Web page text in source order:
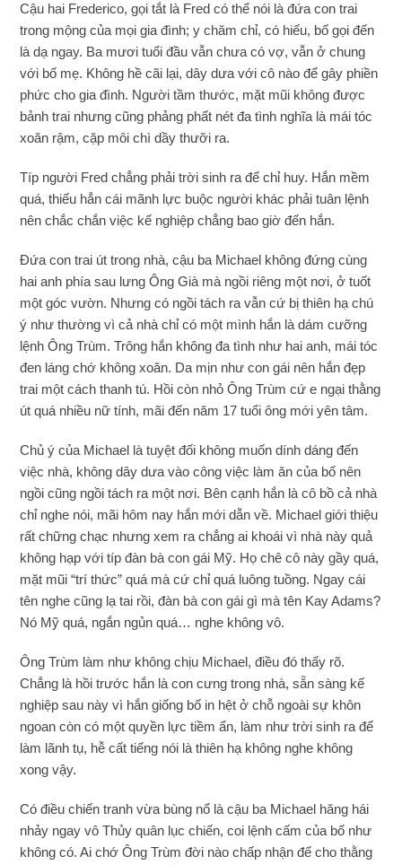
Cậu hai Frederico, gọi tắt là Fred có thể nói là đứa con trai
trong mộng của mọi gia đình; y chăm chỉ, có hiếu, bố gọi đến
là dạ ngay. Ba mươi tuổi đầu vẫn chưa có vợ, vẫn ở chung
với bố mẹ. Không hề cãi lại, dây dưa với cô nào để gây phiền
phức cho gia đình. Người tầm thước, mặt mũi không được
bảnh trai nhưng cũng phảng phất nét đa tình nghĩa là mái tóc
xoăn rậm, cặp môi chì dầy thưỡi ra.
Típ người Fred chẳng phải trời sinh ra để chỉ huy. Hắn mềm
quá, thiếu hẳn cái mãnh lực buộc người khác phải tuân lệnh
nên chắc chắn việc kế nghiệp chẳng bao giờ đến hắn.
Đứa con trai út trong nhà, cậu ba Michael không đứng cùng
hai anh phía sau lưng Ông Già mà ngồi riêng một nơi, ở tuốt
một góc vườn. Nhưng có ngồi tách ra vẫn cứ bị thiên hạ chú
ý như thường vì cả nhà chỉ có một mình hắn là dám cưỡng
lệnh Ông Trùm. Trông hắn không đa tình như hai anh, mái tóc
đen láng chớ không xoăn. Da mịn như con gái nên hắn đẹp
trai một cách thanh tú. Hồi còn nhỏ Ông Trùm cứ e ngại thằng
út quá nhiều nữ tính, mãi đến năm 17 tuổi ông mới yên tâm.
Chủ ý của Michael là tuyệt đối không muốn dính dáng đến
việc nhà, không dây dưa vào công việc làm ăn của bố nên
ngồi cũng ngồi tách ra một nơi. Bên cạnh hắn là cô bồ cả nhà
chỉ nghe nói, mãi hôm nay hắn mới dẫn về. Michael giới thiệu
rất chững chạc nhưng xem ra chẳng ai khoái vì nhà này quả
không hạp với típ đàn bà con gái Mỹ. Họ chê cô này gầy quá,
mặt mũi “trí thức” quá mà cứ chỉ quá luông tuồng. Ngay cái
tên nghe cũng lạ tai rồi, đàn bà con gái gì mà tên Kay Adams?
Nó Mỹ quá, ngắn ngủn quá… nghe không vô.
Ông Trùm làm như không chịu Michael, điều đó thấy rõ.
Chẳng là hồi trước hắn là con cưng trong nhà, sẵn sàng kế
nghiệp sau này vì hắn giống bố in hệt ở chỗ ngoài sự khôn
ngoan còn có một quyền lực tiềm ẩn, làm như trời sinh ra để
làm lãnh tụ, hễ cất tiếng nói là thiên hạ không nghe không
xong vậy.
Có điều chiến tranh vừa bùng nổ là cậu ba Michael hăng hái
nhảy ngay vô Thủy quân lục chiến, coi lệnh cấm của bố như
không có. Ai chớ Ông Trùm đời nào chấp nhận để cho thằng